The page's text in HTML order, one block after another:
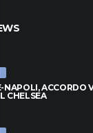
NAPOLI, ACCORDO
CHELSEA